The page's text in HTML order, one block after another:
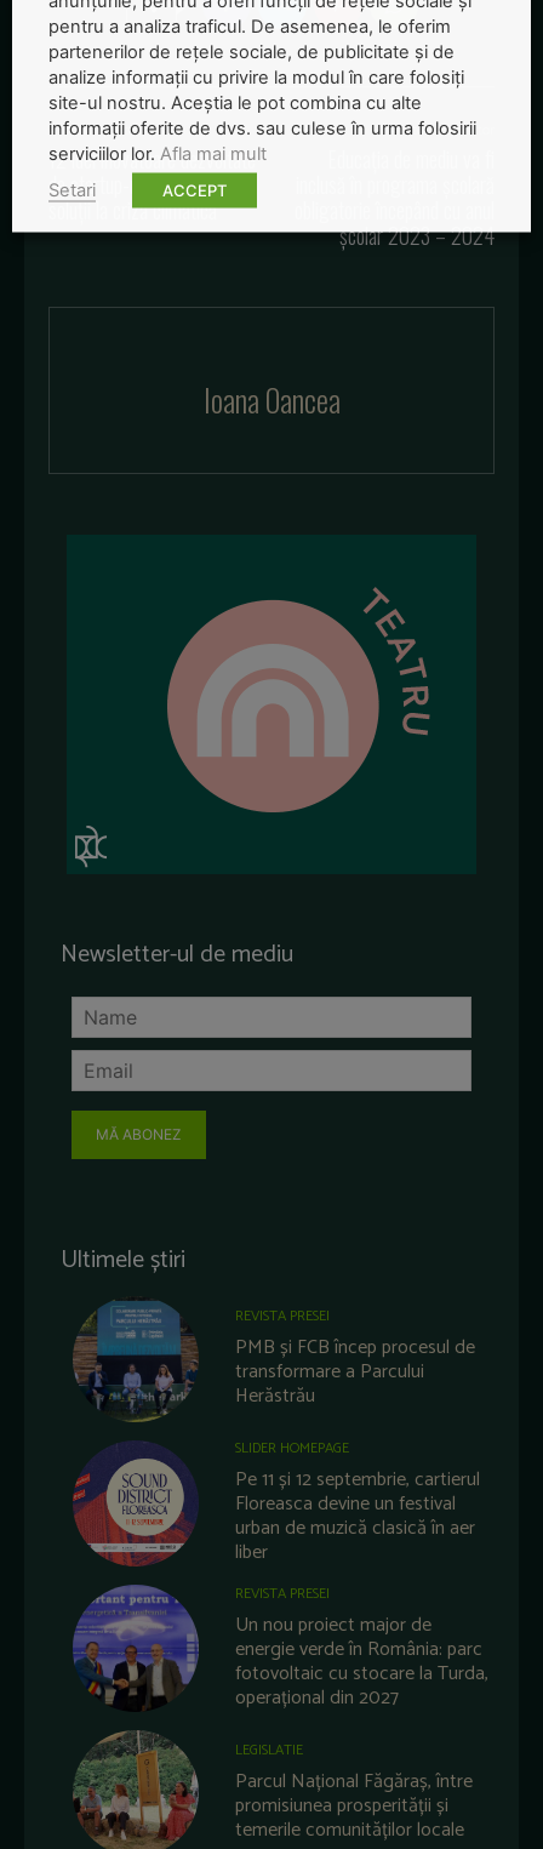
Articolul precedent
12 idei inovatoare dezvoltate
de startup-uri românești ca
soluții la criza climatică
Articolul următor
școlar 2023 – 2024
Ioana Oancea
Newsletter-ul de mediu
MĂ ABONEZ
Ultimele știri
REVISTA PRESEI
PMB și FCB încep procesul de
transformare a Parcului
Herăstrău
SLIDER HOMEPAGE
Pe 11 și 12 septembrie, cartierul
Floreasca devine un festival
urban de muzică clasică în aer
liber
REVISTA PRESEI
Un nou proiect major de
energie verde în România: parc
fotovoltaic cu stocare la Turda,
operațional din 2027
LEGISLATIE
Parcul Național Făgăraș, între
promisiunea prosperității și
temerile comunităților locale
pentru a analiza traficul. De asemenea, le oferim
partenerilor de rețele sociale, de publicitate și de
analize informații cu privire la modul în care folosiți
site-ul nostru. Aceștia le pot combina cu alte
informații oferite de dvs. sau culese în urma folosirii
serviciilor lor. Afla mai mult
Setari
ACCEPT